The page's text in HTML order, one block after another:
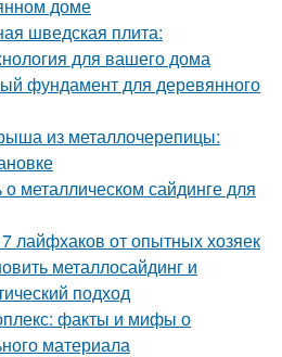
доме
шведская плита:
для вашего дома
фундамент для деревянного
из металлочерепицы:
о металлическом сайдинге для
лайфхаков от опытных хозяек
металлосайдинг и
подход
факты и мифы о
материала